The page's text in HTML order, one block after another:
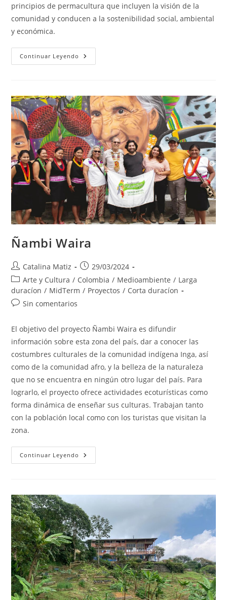
principios de permacultura que incluyen la visión de la
comunidad y conducen a la sostenibilidad social, ambiental
y económica.
Continuar Leyendo Casa
Mucura
Ñambi Waira
Autor
de
la
entrada:
Catalina Matiz
Publicación
de
la
entrada:
29/03/2024
Categoría
de
la
Arte y Cultura / Colombia / Medioambiente / Larga
duracíon / MidTerm / Proyectos / Corta duracíon
Comentarios
la
entrada:
Sin comentarios
El objetivo del proyecto Ñambi Waira es difundir
información sobre esta zona del país, dar a conocer las
costumbres culturales de la comunidad indígena Inga, así
como de la comunidad afro, y la belleza de la naturaleza
que no se encuentra en ningún otro lugar del país. Para
lograrlo, el proyecto ofrece actividades ecoturísticas como
forma dinámica de enseñar sus culturas. Trabajan tanto
con la población local como con los turistas que visitan la
zona.
Continuar Leyendo Ñambi
Waira